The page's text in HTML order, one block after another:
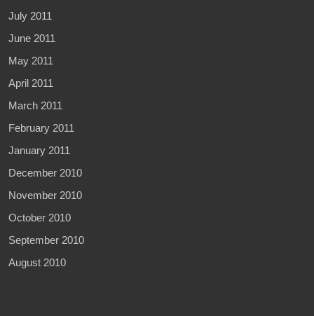
July 2011
June 2011
May 2011
April 2011
March 2011
February 2011
January 2011
December 2010
November 2010
October 2010
September 2010
August 2010